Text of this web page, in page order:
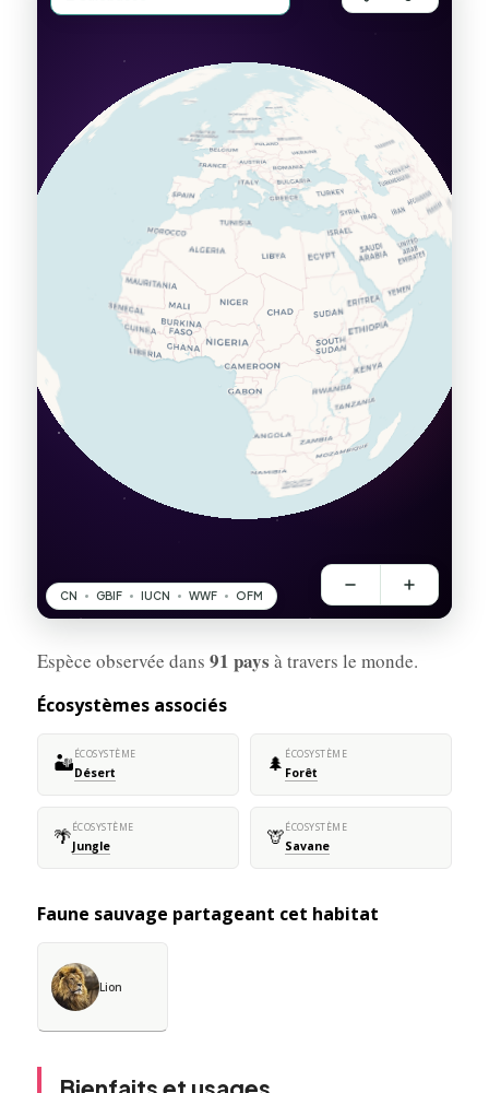
Espèce observée dans 91 pays à travers le monde.
Écosystèmes associés
🏜️ÉCOSYSTÈME
Désert 🌲 ÉCOSYSTÈME
Forêt
🌴ÉCOSYSTÈME
Jungle 🦒ÉCOSYSTÈME
Savane
Faune sauvage partageant cet habitat
Lion